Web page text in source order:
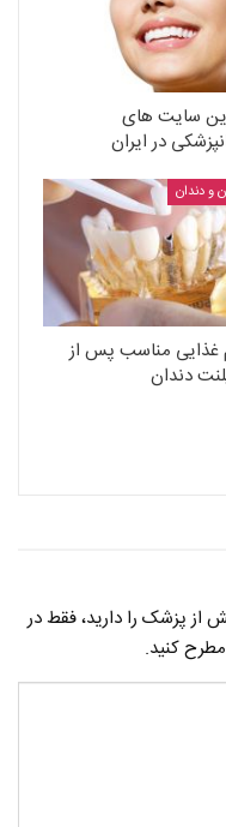
سایت های
در ایران
و دندان
غذایی مناسب پس از
دندان
از پزشک را دارید، فقط در
مطرح کنید.